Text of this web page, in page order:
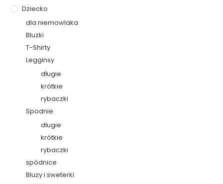
Dziecko
dla niemowlaka
Bluzki
T-Shirty
Legginsy
długie
krótkie
rybaczki
Spodnie
długie
krótkie
rybaczki
spódnice
Bluzy i sweterki